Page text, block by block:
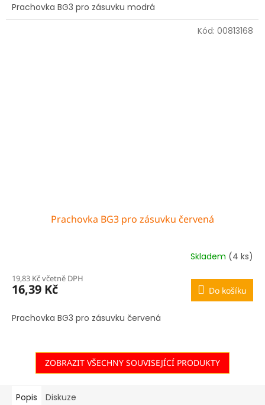
Prachovka BG3 pro zásuvku modrá
Prachovka BG3 pro zásuvku červená
Skladem (4 ks)
19,83 Kč včetně DPH
16,39 Kč Do košíku
Prachovka BG3 pro zásuvku červená
Kód: 00813168
ZOBRAZIT VŠECHNY SOUVISEJÍCÍ PRODUKTY
Popis Diskuze